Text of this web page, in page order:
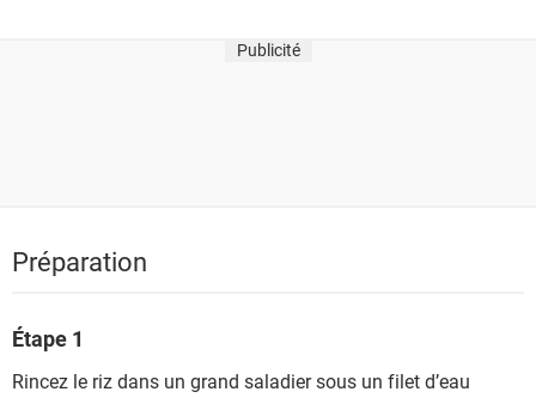
Publicité
Préparation
Étape 1
Rincez le riz dans un grand saladier sous un filet d’eau